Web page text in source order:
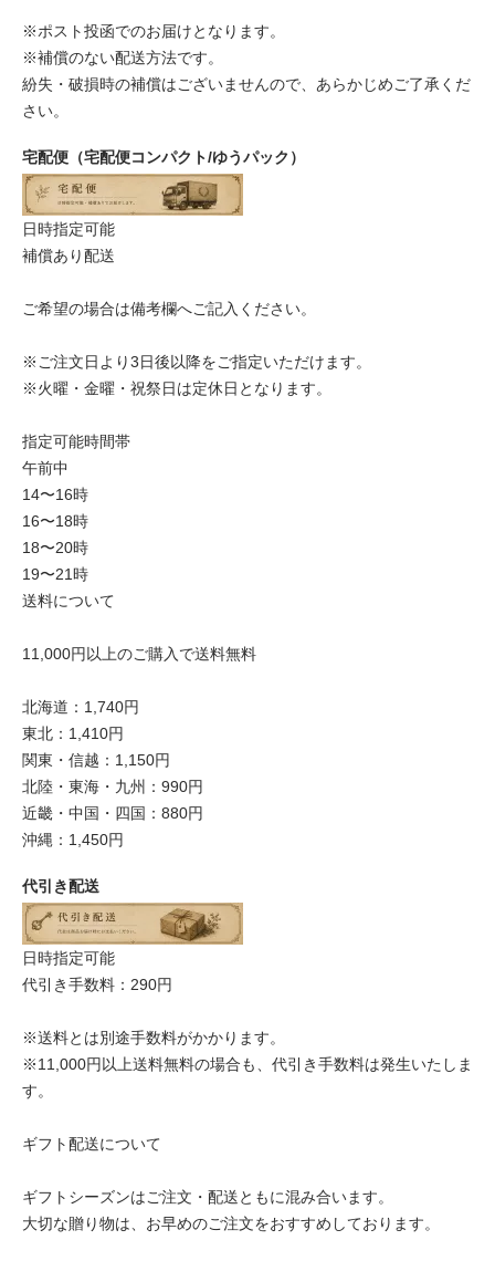
※ポスト投函でのお届けとなります。
※補償のない配送方法です。
紛失・破損時の補償はございませんので、あらかじめご了承くだ
さい。
宅配便（宅配便コンパクト/ゆうパック）
日時指定可能
補償あり配送
ご希望の場合は備考欄へご記入ください。
※ご注文日より3日後以降をご指定いただけます。
※火曜・金曜・祝祭日は定休日となります。
指定可能時間帯
午前中
14〜16時
16〜18時
18〜20時
19〜21時
送料について
11,000円以上のご購入で送料無料
北海道：1,740円
東北：1,410円
関東・信越：1,150円
北陸・東海・九州：990円
近畿・中国・四国：880円
沖縄：1,450円
代引き配送
日時指定可能
代引き手数料：290円
※送料とは別途手数料がかかります。
※11,000円以上送料無料の場合も、代引き手数料は発生いたしま
す。
ギフト配送について
ギフトシーズンはご注文・配送ともに混み合います。
大切な贈り物は、お早めのご注文をおすすめしております。